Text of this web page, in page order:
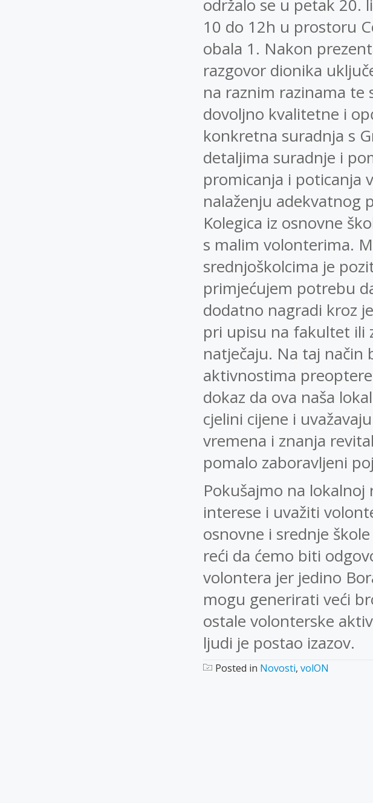
održalo se u petak 20.
10 do 12h u prostoru
obala 1. Nakon
razgovor dionika
na raznim razinama te
dovoljno kvalitetne i
konkretna suradnja s
detaljima suradnje i
promicanja i poticanja
nalaženju adekvatnog
Kolegica iz osnovne
s malim volonterima.
srednjoškolcima je
primjećujem potrebu
dodatno nagradi kroz
pri upisu na fakultet ili
natječaju. Na taj način
aktivnostima
dokaz da ova naša
cjelini cijene i
vremena i znanja
pomalo zaboravljeni
Pokušajmo na lokalnoj
interese i uvažiti
osnovne i srednje
reći da ćemo biti
volontera jer jedino
mogu generirati veći
ostale volonterske
ljudi je postao izazov.
Posted in Novosti, volON